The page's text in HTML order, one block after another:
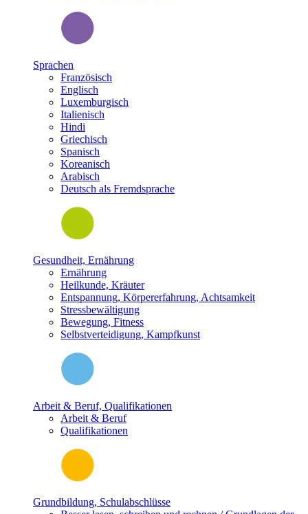
Sprachen
Französisch
Englisch
Luxemburgisch
Italienisch
Hindi
Griechisch
Spanisch
Koreanisch
Arabisch
Deutsch als Fremdsprache
Gesundheit, Ernährung
Ernährung
Heilkunde, Kräuter
Entspannung, Körpererfahrung, Achtsamkeit
Stressbewältigung
Bewegung, Fitness
Selbstverteidigung, Kampfkunst
Arbeit & Beruf, Qualifikationen
Arbeit & Beruf
Qualifikationen
Grundbildung, Schulabschlüsse